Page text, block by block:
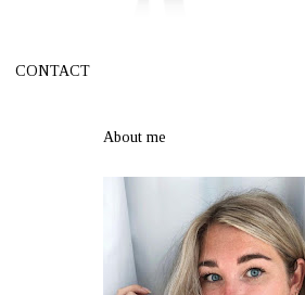
CONTACT
About me